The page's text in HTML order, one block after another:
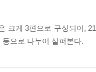
크게 3편으로 구성되어,
으로 나누어 살펴본다.